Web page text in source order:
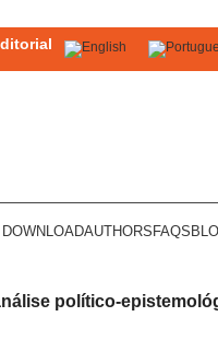
AUTHORS FAQS
político-